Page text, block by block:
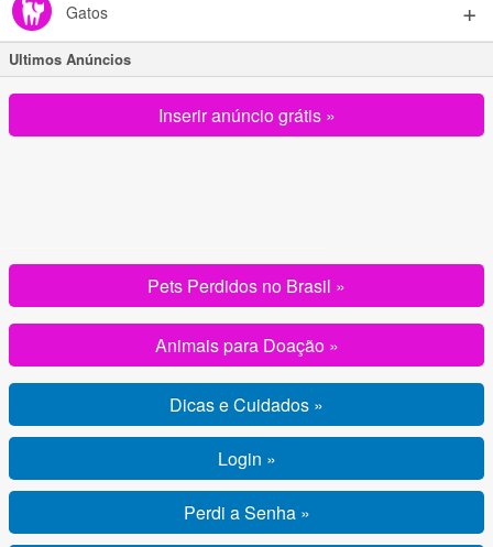
Gatos
Ultimos Anúncios
Inserir anúncio grátis »
Pets Perdidos no Brasil »
Animais para Doação »
Dicas e Cuidados »
Login »
Perdi a Senha »